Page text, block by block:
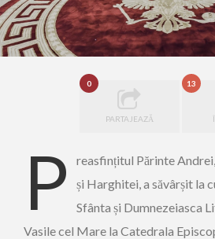
0
PARTAJEAZĂ
13
P
reasfințitul Părinte
și Harghitei, a săvârșit la
Sfânta și Dumnezeiasca
Vasile cel Mare la Catedrala